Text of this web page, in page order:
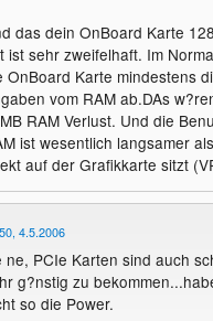
das dein OnBoard Karte
ist sehr zweifelhaft. Im
OnBoard Karte mindestens
vom RAM ab.DAs
RAM Verlust. Und die
ist wesentlich langsamer
auf der Grafikkarte sitzt
4.5.2006
ne, PCIe Karten sind auch
g?nstig zu
so die Power.